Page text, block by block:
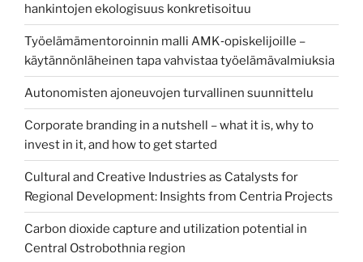
hankintojen ekologisuus konkretisoituu
Työelämämentoroinnin malli AMK‑opiskelijoille –
käytännönläheinen tapa vahvistaa työelämävalmiuksia
Autonomisten ajoneuvojen turvallinen suunnittelu
Corporate branding in a nutshell – what it is, why to
invest in it, and how to get started
Cultural and Creative Industries as Catalysts for
Regional Development: Insights from Centria Projects
Carbon dioxide capture and utilization potential in
Central Ostrobothnia region